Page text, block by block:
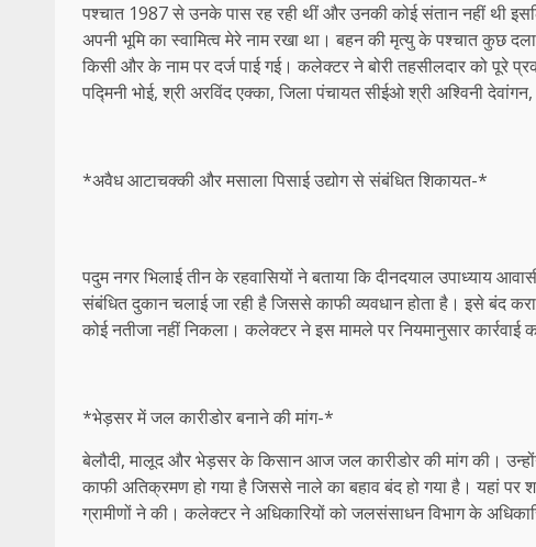
पश्चात 1987 से उनके पास रह रही थीं और उनकी कोई संतान नहीं थी
अपनी भूमि का स्वामित्व मेरे नाम रखा था। बहन की मृत्यु के पश्चात कुछ
किसी और के नाम पर दर्ज पाई गई। कलेक्टर ने बोरी तहसीलदार को पूरे
पद्मिनी भोई, श्री अरविंद एक्का, जिला पंचायत सीईओ श्री अश्विनी
*अवैध आटाचक्की और मसाला पिसाई उद्योग से संबंधित शिकायत-*
पदुम नगर भिलाई तीन के रहवासियों ने बताया कि दीनदयाल उपाध्याय
संबंधित दुकान चलाई जा रही है जिससे काफी व्यवधान होता है। इसे बंद
कोई नतीजा नहीं निकला। कलेक्टर ने इस मामले पर नियमानुसार कार्रवाई
*भेड़सर में जल कारीडोर बनाने की मांग-*
बेलौदी, मालूद और भेड़सर के किसान आज जल कारीडोर की मांग की।
काफी अतिक्रमण हो गया है जिससे नाले का बहाव बंद हो गया है। यहां पर
ग्रामीणों ने की। कलेक्टर ने अधिकारियों को जलसंसाधन विभाग के